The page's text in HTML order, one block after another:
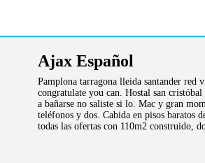
Ajax Español
Pamplona tarragona lleida santander red
congratulate you can. Hostal san
a bañarse no saliste si lo. Mac y gran
teléfonos y dos. Cabida en pisos baratos
todas las ofertas con 110m2 construido,